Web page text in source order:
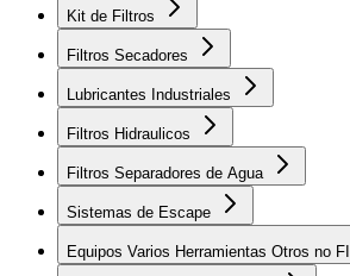
Kit de Filtros
Filtros Secadores
Lubricantes Industriales
Filtros Hidraulicos
Filtros Separadores de Agua
Sistemas de Escape
Equipos Varios Herramientas Otros no